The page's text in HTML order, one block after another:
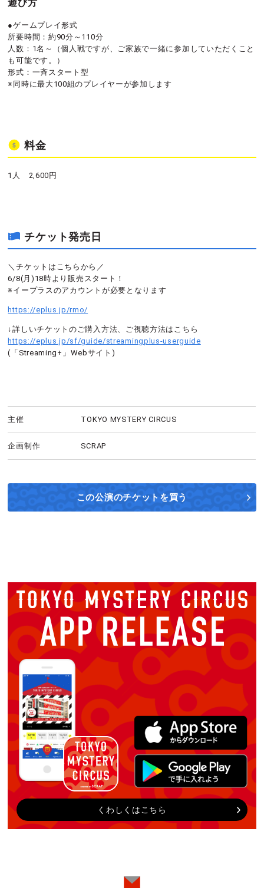
遊び方
●ゲームプレイ形式
所要時間：約90分～110分
人数：1名～（個人戦ですが、ご家族で一緒に参加していただくこと
も可能です。）
形式：一斉スタート型
※同時に最大100組のプレイヤーが参加します
料金
1人 2,600円
チケット発売日
＼チケットはこちらから／
6/8(月)18時より販売スタート！
※イープラスのアカウントが必要となります
https://eplus.jp/rmo/
↓詳しいチケットのご購入方法、ご視聴方法はこちら
https://eplus.jp/sf/guide/streamingplus-userguide
(「Streaming+」Webサイト)
主催 TOKYO MYSTERY CIRCUS
企画制作 SCRAP
この公演のチケットを買う
くわしくはこちら